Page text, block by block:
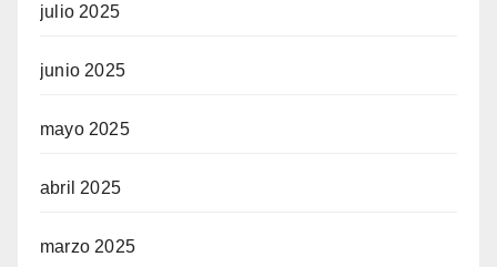
julio 2025
junio 2025
mayo 2025
abril 2025
marzo 2025